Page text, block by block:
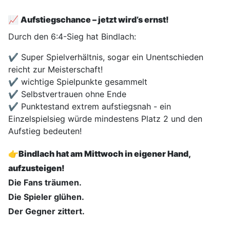
📈 Aufstiegschance – jetzt wird’s ernst!
Durch den 6:4-Sieg hat Bindlach:
✔ Super Spielverhältnis, sogar ein Unentschieden
reicht zur Meisterschaft!
✔ wichtige Spielpunkte gesammelt
✔ Selbstvertrauen ohne Ende
✔ Punktestand extrem aufstiegsnah - ein
Einzelspielsieg würde mindestens Platz 2 und den
Aufstieg bedeuten!
👉Bindlach hat am Mittwoch in eigener Hand,
aufzusteigen!
Die Fans träumen.
Die Spieler glühen.
Der Gegner zittert.